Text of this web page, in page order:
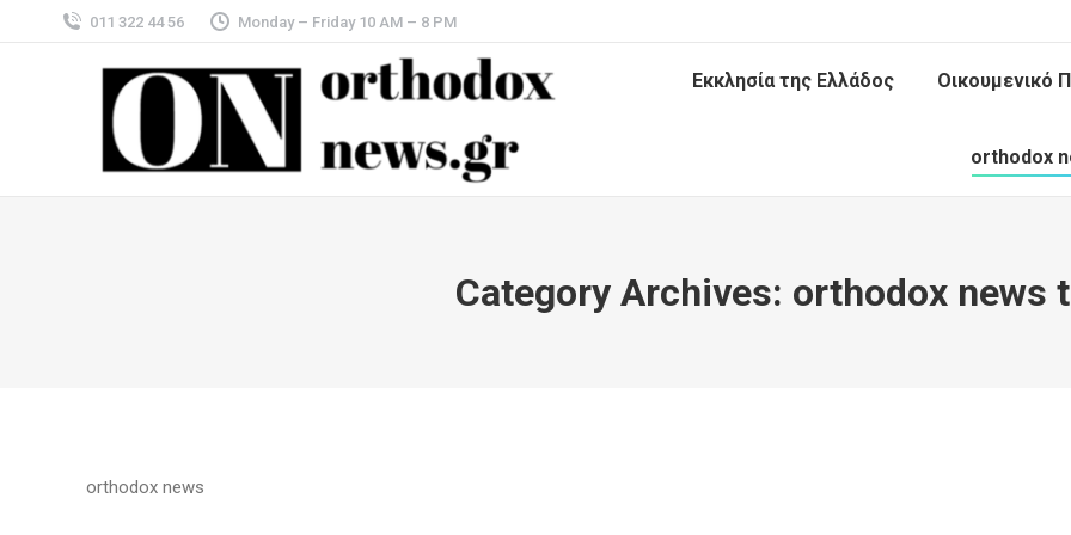
011 322 44 56 Monday – Friday 10 AM – 8 PM
Εκκλησία της Ελλάδος Οικουμενικό
orthodox
Category Archives: orthodox news
orthodox news